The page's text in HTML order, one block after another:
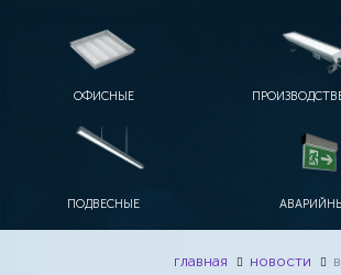
ОФИСНЫЕ
ПОДВЕСНЫЕ
главная новости